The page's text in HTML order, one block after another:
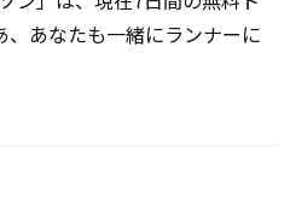
、あなたも一緒にランナーに